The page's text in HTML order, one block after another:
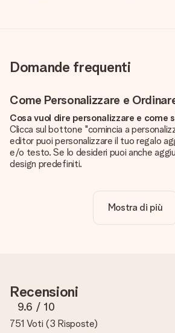
Domande frequenti
Come Personalizzare e
Cosa vuol dire personalizzare e come
Clicca sul bottone "comincia a
editor puoi personalizzare il tuo regalo
e/o testo. Se lo desideri puoi anche
design predefiniti.
Certo! Il prezzo mostrato include sempre
nostro servizio clienti e includi la foto
vuoi ordinare. Potranno verificare la
Quali formati posso caricare?
Mostra di più
Recensioni
9.6 / 10
751 Voti (3 Risposte)